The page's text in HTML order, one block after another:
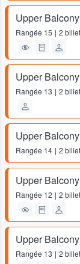
Upper
Rangée 15 2
Upper
Rangée 13 2
Upper
Rangée 14 2
Upper
Rangée 12 2
Upper
Rangée 13 2